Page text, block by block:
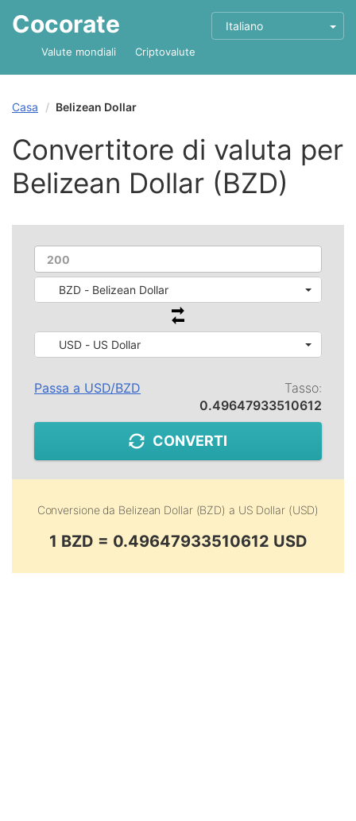
Cocorate Italiano
Valute mondiali Criptovalute
Casa Belizean Dollar
Convertitore di valuta per
Belizean Dollar (BZD)
BZD - Belizean Dollar
USD - US Dollar
Passa a USD/BZD
Tasso:
0.49647933510612
CONVERTI
Conversione da Belizean Dollar (BZD) a US Dollar (USD)
1 BZD = 0.49647933510612 USD